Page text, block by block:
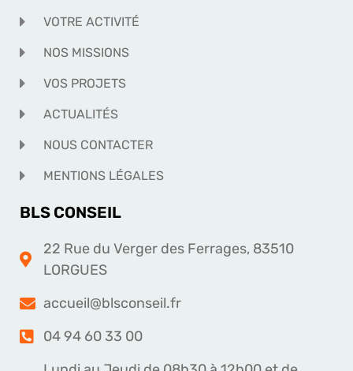
VOTRE ACTIVITÉ
NOS MISSIONS
VOS PROJETS
ACTUALITÉS
NOUS CONTACTER
MENTIONS LÉGALES
BLS CONSEIL
22 Rue du Verger des Ferrages, 83510
LORGUES
accueil@blsconseil.fr
04 94 60 33 00